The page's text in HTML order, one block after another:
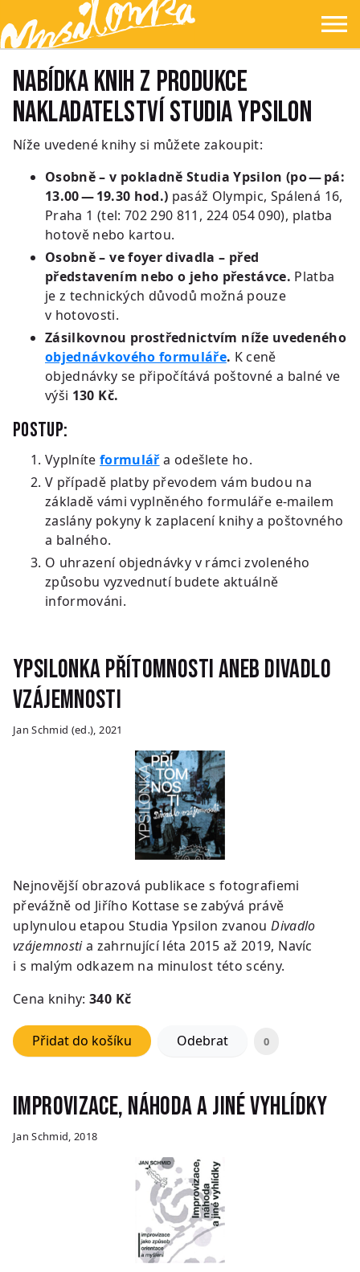
Přejít na hlavní obsah
Přejít na navigaci
Přejít na hledání
Ypsilonka ☰
Nabídka knih z produkce
Nakladatelství Studia Ypsilon
Níže uvedené knihy si můžete zakoupit:
Osobně – v pokladně Studia Ypsilon (po — pá:
13.00 — 19.30 hod.) pasáž Olympic, Spálená 16,
Praha 1 (tel: 702 290 811, 224 054 090), platba
hotově nebo kartou.
Osobně – ve foyer divadla – před
představením nebo o jeho přestávce. Platba
je z technických důvodů možná pouze
v hotovosti.
Zásilkovnou prostřednictvím níže uvedeného
objednávkového formuláře. K ceně
objednávky se připočítává poštovné a balné ve
výši 130 Kč.
Postup:
Vyplníte formulářa odešlete ho.
V případě platby převodem vám budou na
základě vámi vyplněného formuláře e-mailem
zaslány pokyny k zaplacení knihy a poštovného
a balného.
O uhrazení objednávky v rámci zvoleného
způsobu vyzvednutí budete aktuálně
informováni.
Ypsilonka přítomnosti aneb Divadlo
vzájemnosti
Jan Schmid (ed.), 2021
Nejnovější obrazová publikace s fotografiemi
převážně od Jiřího Kottase se zabývá právě
uplynulou etapou Studia Ypsilon zvanouDivadlo
vzájemnostia zahrnující léta 2015 až 2019, Navíc
i s malým odkazem na minulost této scény.
Cena knihy:340 Kč
Přidat do košíku Odebrat 0
Improvizace, náhoda a jiné vyhlídky
Jan Schmid, 2018